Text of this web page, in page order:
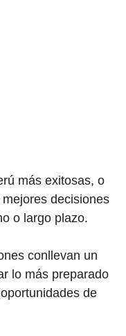
más exitosas, o
decisiones
o largo plazo.
conllevan un
lo más preparado
de